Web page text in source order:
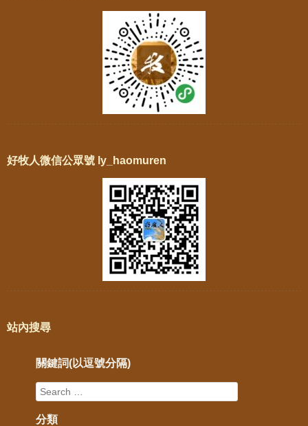
好牧人微信公眾號 ly_haomuren
站內搜尋
關鍵詞(以逗號分隔)
分類